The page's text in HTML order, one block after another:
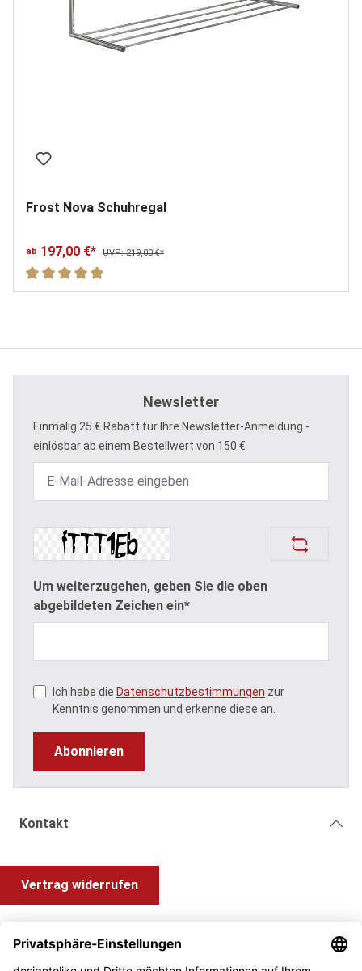
Frost Nova Schuhregal
ab 197,00 €* UVP: 219,00 €*
Durchschnittliche Bewertung von 5 von 5 Sternen
Newsletter
Einmalig 25 € Rabatt für Ihre Newsletter-Anmeldung -
einlösbar ab einem Bestellwert von 150 €
Um weiterzugehen, geben Sie die oben
abgebildeten Zeichen ein*
Ich habe die Datenschutzbestimmungen zur
Kenntnis genommen und erkenne diese an.
Abonnieren
Kontakt
Vertrag widerrufen